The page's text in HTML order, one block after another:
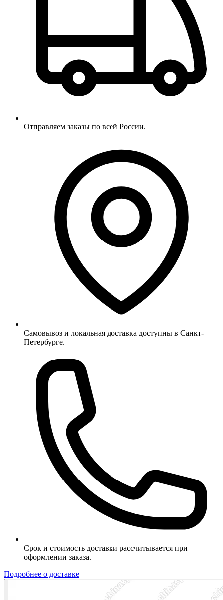
Отправляем заказы по всей России.
Самовывоз и локальная доставка доступны в Санкт-
Петербурге.
Срок и стоимость доставки рассчитывается при
оформлении заказа.
Подробнее о доставке